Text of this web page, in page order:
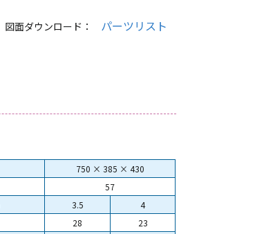
図面ダウンロード： パーツリスト
750 × 385 × 430
57
3.5
4
28
23